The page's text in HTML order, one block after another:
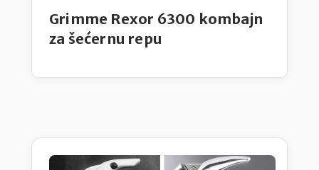
Grimme Rexor 6300 kombajn
za šećernu repu